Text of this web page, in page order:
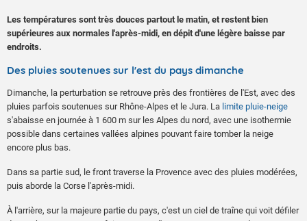
Les températures sont très douces partout le matin, et restent bien
supérieures aux normales l'après-midi, en dépit d'une légère baisse par
endroits.
Des pluies soutenues sur l'est du pays dimanche
Dimanche, la perturbation se retrouve près des frontières de l'Est, avec des
pluies parfois soutenues sur Rhône-Alpes et le Jura. La limite pluie-neige
s'abaisse en journée à 1 600 m sur les Alpes du nord, avec une isothermie
possible dans certaines vallées alpines pouvant faire tomber la neige
encore plus bas.
Dans sa partie sud, le front traverse la Provence avec des pluies modérées,
puis aborde la Corse l'après-midi.
À l'arrière, sur la majeure partie du pays, c'est un ciel de traîne qui voit défiler